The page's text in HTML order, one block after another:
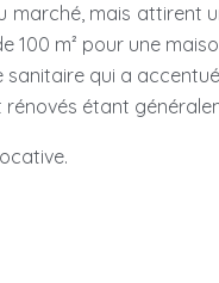
mais attirent
m² pour une
qui a
étant